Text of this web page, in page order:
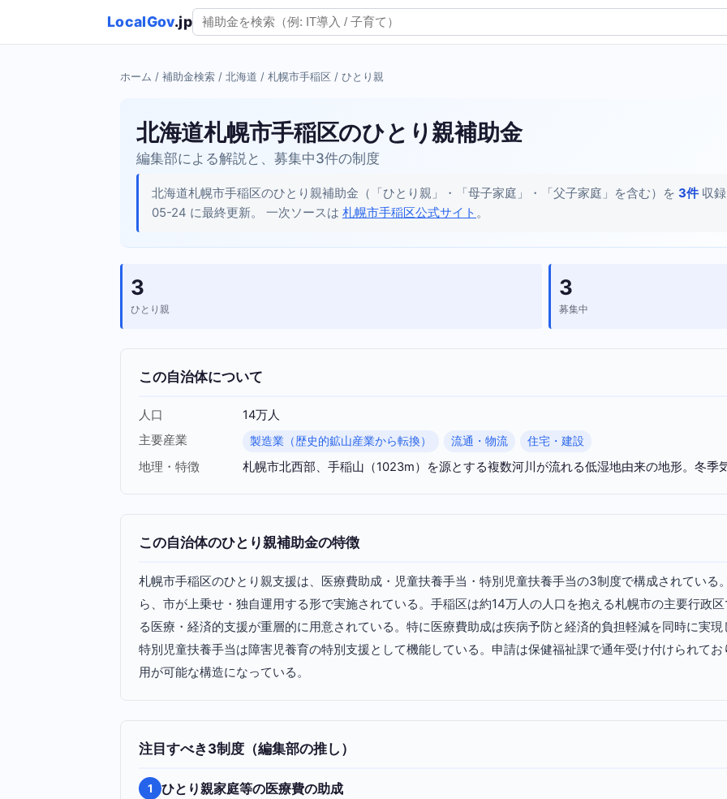
LocalGov.jp
ホーム / 補助金検索 / 北海道 / 札幌市手稲区 / ひとり親
北海道札幌市手稲区のひとり親補助金
編集部による解説と、募集中3件の制度
北海道札幌市手稲区のひとり親補助金（「ひとり親」・「母子家庭」・「父子家庭」を含む）を 3件 収
05-24 に最終更新。 一次ソースは 札幌市手稲区公式サイト 。
3
ひとり親
3
募集中
この自治体について
人口
14万人
主要産業
製造業（歴史的鉱山産業から転換） 流通・物流 住宅・建設
地理・特徴 札幌市北西部、手稲山（1023m）を源とする複数河川が流れる低湿地由来の地形。冬季
この自治体のひとり親補助金の特徴
札幌市手稲区のひとり親支援は、医療費助成・児童扶養手当・特別児童扶養手当の3制度で構成されている
ら、市が上乗せ・独自運用する形で実施されている。手稲区は約14万人の人口を抱える札幌市の主要行政
る医療・経済的支援が重層的に用意されている。特に医療費助成は疾病予防と経済的負担軽減を同時に実
特別児童扶養手当は障害児養育の特別支援として機能している。申請は保健福祉課で通年受け付けられて
用が可能な構造になっている。
注目すべき3制度（編集部の推し）
1 ひとり親家庭等の医療費の助成